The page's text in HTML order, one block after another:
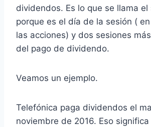
dividendos. Es lo que se llama
porque es el día de la sesión (
las acciones) y dos sesiones
del pago de dividendo.
Veamos un ejemplo.
Telefónica paga dividendos el
noviembre de 2016. Eso significa